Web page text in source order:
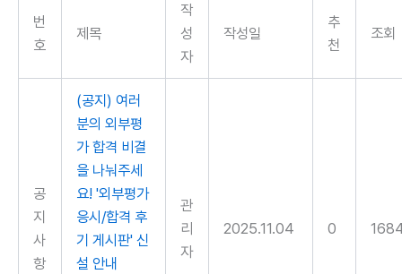
번
호
제목
작
성
자
작성일
추
천
조회
공
지
사
항
(공지) 여러
분의 외부평
가 합격 비결
을 나눠주세
요! '외부평가
응시/합격 후
기 게시판' 신
설 안내
관
리
자
2025.11.04 0